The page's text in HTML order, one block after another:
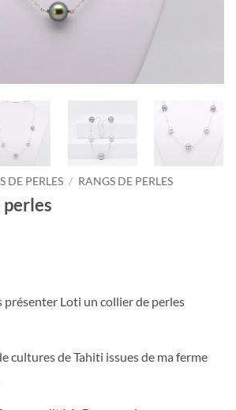
DE PERLES / RANGS DE PERLES
présenter Loti un collier de perles
cultures de Tahiti issues de ma ferme